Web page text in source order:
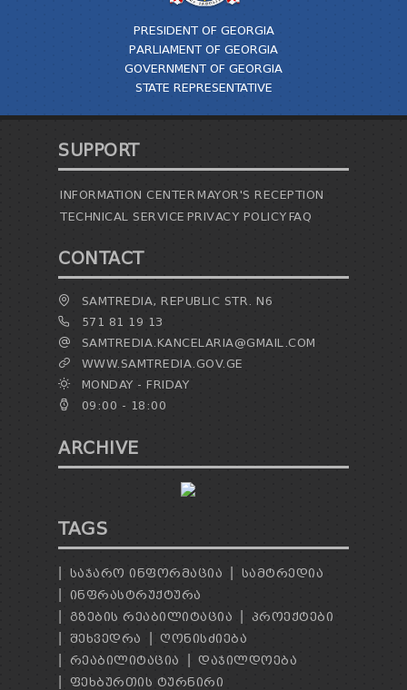
PRESIDENT OF GEORGIA
PARLIAMENT OF GEORGIA
GOVERNMENT OF GEORGIA
STATE REPRESENTATIVE
SUPPORT
INFORMATION CENTERMAYOR'S RECEPTION
TECHNICAL SERVICE PRIVACY POLICYFAQ
CONTACT
SAMTREDIA, REPUBLIC STR. N6
571 81 19 13
SAMTREDIA.KANCELARIA@GMAIL.COM
WWW.SAMTREDIA.GOV.GE
MONDAY - FRIDAY
09:00 - 18:00
ARCHIVE
TAGS
ᲡᲐᲯᲐᲠᲝ ᲘᲜᲤᲝᲠᲛᲐᲪᲘᲐ
ᲡᲐᲛᲢᲠᲔᲓᲘᲐ
ᲘᲜᲤᲠᲐᲡᲢᲠᲣᲥᲢᲣᲠᲐ
ᲒᲖᲔᲑᲘᲡ ᲠᲔᲐᲑᲘᲚᲘᲢᲐᲪᲘᲐ
ᲞᲠᲝᲔᲥᲢᲔᲑᲘ
ᲨᲔᲮᲕᲔᲓᲠᲐ
ᲦᲝᲜᲘᲡᲫᲘᲔᲑᲐ
ᲠᲔᲐᲑᲘᲚᲘᲢᲐᲪᲘᲐ
ᲓᲐᲯᲘᲚᲓᲝᲔᲑᲐ
ᲤᲔᲮᲑᲣᲠᲗᲘᲡ ᲢᲣᲠᲜᲘᲠᲘ